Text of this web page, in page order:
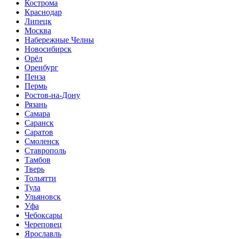
Кострома
Краснодар
Липецк
Москва
Набережные Челны
Новосибирск
Орёл
Оренбург
Пенза
Пермь
Ростов-на-Дону
Рязань
Самара
Саранск
Саратов
Смоленск
Ставрополь
Тамбов
Тверь
Тольятти
Тула
Ульяновск
Уфа
Чебоксары
Череповец
Ярославль